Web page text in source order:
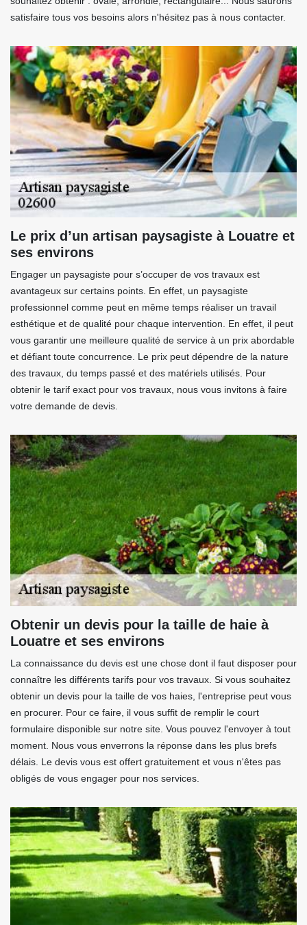
satisfaire tous vos besoins alors n'hésitez pas à nous contacter.
Le prix d’un artisan paysagiste à Louatre et
ses environs
Engager un paysagiste pour s’occuper de vos travaux est
avantageux sur certains points. En effet, un paysagiste
professionnel comme peut en même temps réaliser un travail
esthétique et de qualité pour chaque intervention. En effet, il peut
vous garantir une meilleure qualité de service à un prix abordable
et défiant toute concurrence. Le prix peut dépendre de la nature
des travaux, du temps passé et des matériels utilisés. Pour
obtenir le tarif exact pour vos travaux, nous vous invitons à faire
votre demande de devis.
Obtenir un devis pour la taille de haie à
Louatre et ses environs
La connaissance du devis est une chose dont il faut disposer pour
connaître les différents tarifs pour vos travaux. Si vous souhaitez
obtenir un devis pour la taille de vos haies, l'entreprise peut vous
en procurer. Pour ce faire, il vous suffit de remplir le court
formulaire disponible sur notre site. Vous pouvez l'envoyer à tout
moment. Nous vous enverrons la réponse dans les plus brefs
délais. Le devis vous est offert gratuitement et vous n'êtes pas
obligés de vous engager pour nos services.